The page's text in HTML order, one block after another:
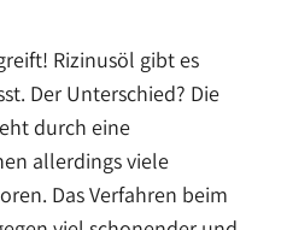
Rizinusöl gibt es
Der Unterschied? Die
durch eine
allerdings viele
Das Verfahren beim